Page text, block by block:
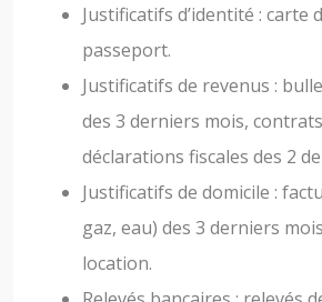
Justificatifs d’identité : carte
passeport.
Justificatifs de revenus :
des 3 derniers mois,
déclarations fiscales des 2
Justificatifs de domicile :
gaz, eau) des 3 derniers
location.